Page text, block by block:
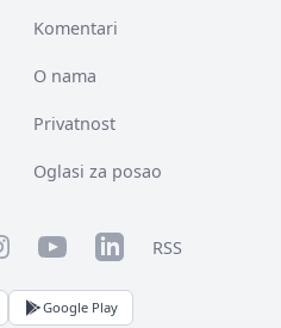
Komentari
O nama
Privatnost
Oglasi za posao
YouTubeLinkedInRSS
Google Play